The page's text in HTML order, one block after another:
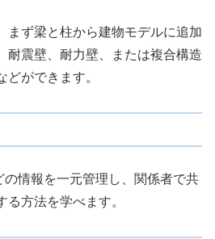
まず梁と柱から建物モデルに追加
耐震壁、耐力壁、または複合構造
ができます。
情報を一元管理し、関係者で共
方法を学べます。